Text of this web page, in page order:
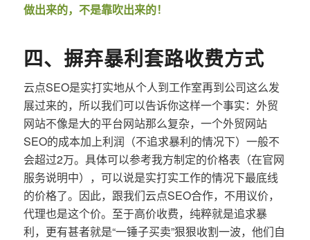
做出来的，不是靠吹出来的！
四、摒弃暴利套路收费方式
云点SEO是实打实地从个人到工作室再到公司这么发
展过来的，所以我们可以告诉你这样一个事实：外贸
网站不像是大的平台网站那么复杂，一个外贸网站
SEO的成本加上利润（不追求暴利的情况下）一般不
会超过2万。具体可以参考我方制定的价格表（在官网
服务说明中），可以说是实打实工作的情况下最底线
的价格了。因此，跟我们云点SEO合作，不用议价，
代理也是这个价。至于高价收费，纯粹就是追求暴
利，更有甚者就是“一锤子买卖”狠狠收割一波，他们自